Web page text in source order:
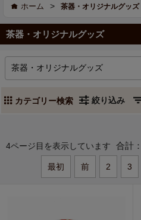
ホーム > 茶器・オリジナルグッズ
茶器・オリジナルグッズ
カテゴリー検索 絞り込み
4ページ目を表示しています 合計：
最初 前 2 3